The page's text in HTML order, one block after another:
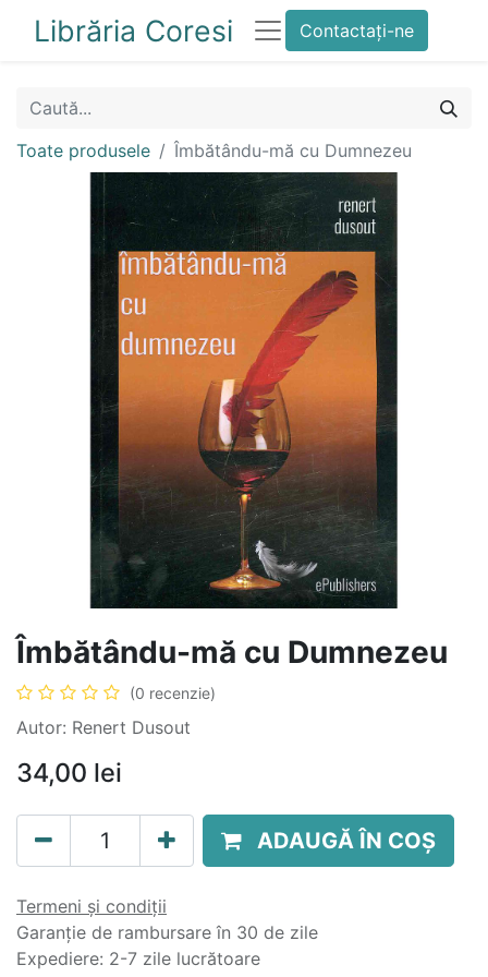
Librăria Coresi Contactați-ne
Toate produsele Îmbătându-mă cu Dumnezeu
Îmbătându-mă cu Dumnezeu
(0 recenzie)
Autor: Renert Dusout
34,00 lei
ADAUGĂ ÎN COȘ
Termeni și condiții
Garanție de rambursare în 30 de zile
Expediere: 2-7 zile lucrătoare